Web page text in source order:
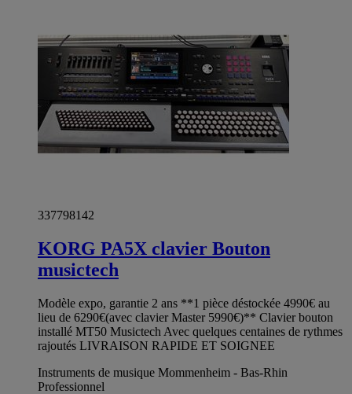
337798142
KORG PA5X clavier Bouton
musictech
Modèle expo, garantie 2 ans **1 pièce déstockée 4990€ au
lieu de 6290€(avec clavier Master 5990€)** Clavier bouton
installé MT50 Musictech Avec quelques centaines de rythmes
rajoutés LIVRAISON RAPIDE ET SOIGNEE
Instruments de musique Mommenheim - Bas-Rhin
Professionnel